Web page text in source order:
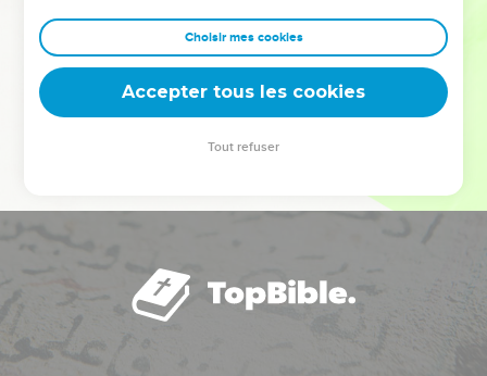
clés pour avancer avec plus de sagesse afin que leurs erreurs
deviennent vos tremplins. Que vous guidiez un ministère, une
équipe, un groupe ou une famille, leur expérience est faite
Choisir mes cookies
Accepter tous les cookies
Tout refuser